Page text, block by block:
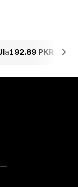
a192.89 PKR